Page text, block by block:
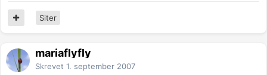
Siter
mariaflyfly
Skrevet 1. september 2007